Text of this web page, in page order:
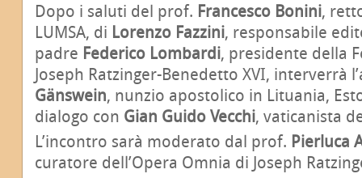
Dopo i saluti del prof. Francesco Bonini,
LUMSA, di Lorenzo Fazzini, responsabile
padre Federico Lombardi, presidente della
Joseph Ratzinger-Benedetto XVI, interverrà
Gänswein, nunzio apostolico in Lituania,
dialogo con Gian Guido Vecchi, vaticanista
L’incontro sarà moderato dal prof. Pierluca
curatore dell’Opera Omnia di Joseph